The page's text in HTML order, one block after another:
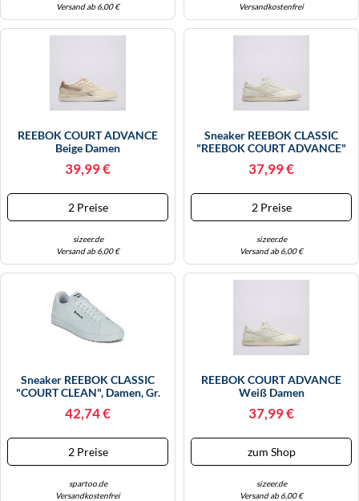
Versand ab 6,00 €
Versandkostenfrei
REEBOK COURT ADVANCE
Beige Damen
39,99 €
2 Preise
sizeer.de
Versand ab 6,00 €
Sneaker REEBOK CLASSIC
"REEBOK COURT ADVANCE"
Schuhe Sneaker (86798344-
37,99 €
2 Preise
sizeer.de
Versand ab 6,00 €
Sneaker REEBOK CLASSIC
"COURT CLEAN", Damen, Gr.
Sneaker (20512516-39) Weiß
42,74 €
2 Preise
spartoo.de
Versandkostenfrei
REEBOK COURT ADVANCE
Weiß Damen
37,99 €
zum Shop
sizeer.de
Versand ab 6,00 €